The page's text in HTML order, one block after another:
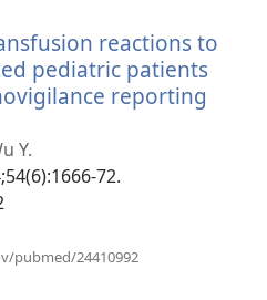
reactions to
pediatric patients
reporting
Y.
72.
pubmed/24410992